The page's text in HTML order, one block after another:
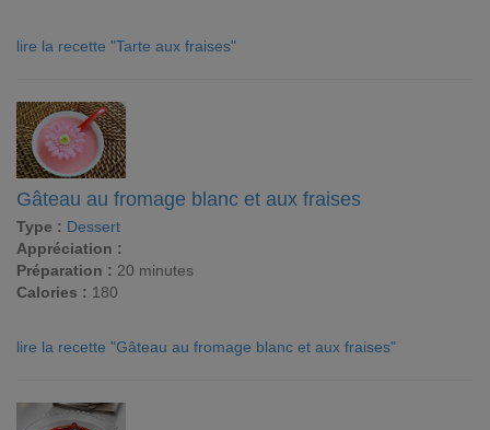
lire la recette "Tarte aux fraises"
Gâteau au fromage blanc et aux fraises
Type : Dessert
Appréciation :
Préparation : 20 minutes
Calories : 180
lire la recette "Gâteau au fromage blanc et aux fraises"